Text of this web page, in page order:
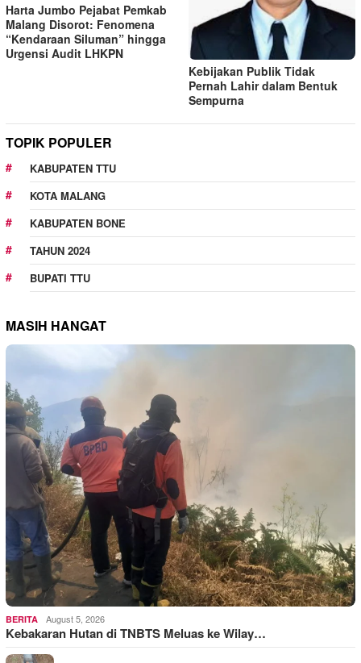
Harta Jumbo Pejabat Pemkab
Malang Disorot: Fenomena
“Kendaraan Siluman” hingga
Urgensi Audit LHKPN
Kebijakan Publik Tidak
Pernah Lahir dalam Bentuk
Sempurna
TOPIK POPULER
KABUPATEN TTU
KOTA MALANG
KABUPATEN BONE
TAHUN 2024
BUPATI TTU
MASIH HANGAT
BERITA August 5, 2026
Kebakaran Hutan di TNBTS Meluas ke Wilay…